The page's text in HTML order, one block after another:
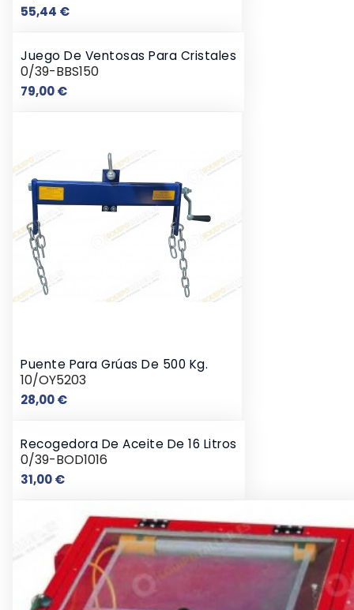
55,44 €Precio
Juego De Ventosas Para Cristales
0/39-BBS150
79,00 €Precio
Puente Para Grúas De 500 Kg.
10/OY5203
28,00 €Precio
Recogedora De Aceite De 16 Litros
0/39-BOD1016
31,00 €Precio